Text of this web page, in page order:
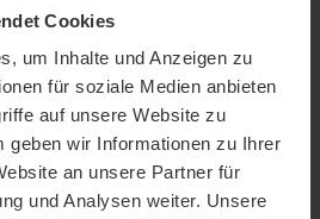
Cookies
um Inhalte und Anzeigen zu
für soziale Medien anbieten
auf unsere Website zu
geben wir Informationen zu Ihrer
an unsere Partner für
und Analysen weiter. Unsere